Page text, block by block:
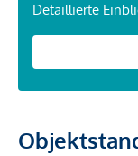
Detaillierte